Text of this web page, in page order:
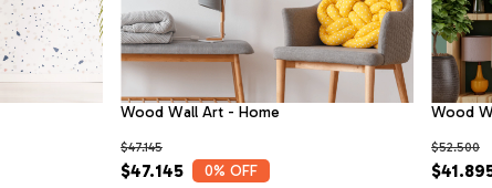
Wood Wall Art - Home
$47.145
$47.145
0% OFF
Wood
$52.500